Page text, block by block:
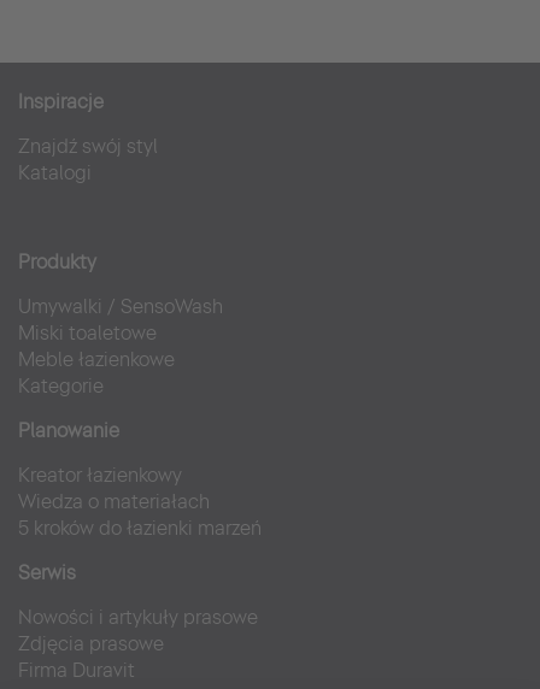
Inspiracje
Znajdź swój styl
Katalogi
Produkty
Umywalki / SensoWash
Miski toaletowe
Meble łazienkowe
Kategorie
Planowanie
Kreator łazienkowy
Wiedza o materiałach
5 kroków do łazienki marzeń
Serwis
Nowości i artykuły prasowe
Zdjęcia prasowe
Firma Duravit